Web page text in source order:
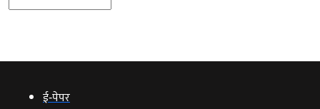
ई‑पेपर